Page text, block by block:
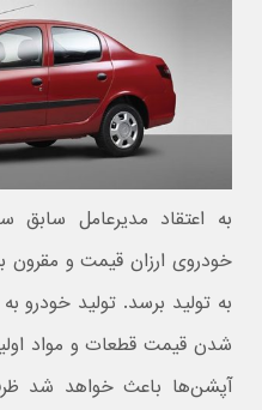
به اعتقاد مدیرعامل سابق
خودروی ارزان قیمت و مقرون
به تولید برسد. تولید خودرو
شدن قیمت قطعات و مواد
آپشن‌ها باعث خواهد شد